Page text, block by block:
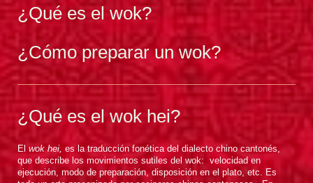
¿Qué es el wok?
¿Cómo preparar un wok?
¿Qué es el wok hei?
El wok hei, es la traducción fonética del dialecto chino cantonés,
que describe los movimientos sutiles del wok: velocidad en
ejecución, modo de preparación, disposición en el plato, etc. Es